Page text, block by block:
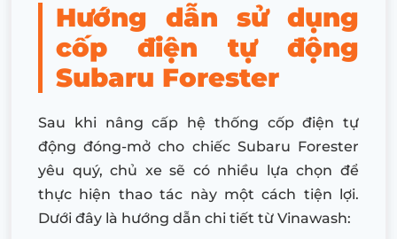
Hướng dẫn sử dụng
cốp điện tự động
Subaru Forester
Sau khi nâng cấp hệ thống cốp điện tự
động đóng-mở cho chiếc Subaru Forester
yêu quý, chủ xe sẽ có nhiều lựa chọn để
thực hiện thao tác này một cách tiện lợi.
Dưới đây là hướng dẫn chi tiết từ Vinawash: